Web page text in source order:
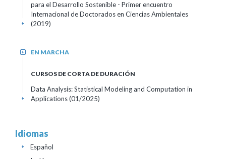
para el Desarrollo Sostenible - Primer encuentro
Internacional de Doctorados en Ciencias Ambientales
(2019)
+
EN MARCHA
+
CURSOS DE CORTA DE DURACIÓN
Data Analysis: Statistical Modeling and Computation in
Applications(01/2025)
+
Idiomas
Español
+